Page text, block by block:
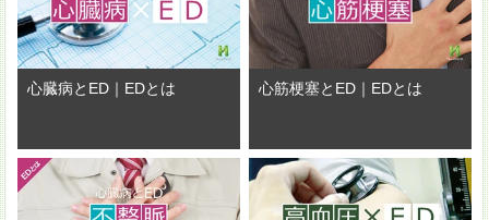
心臓病とED｜EDとは 心筋梗塞とED｜EDとは